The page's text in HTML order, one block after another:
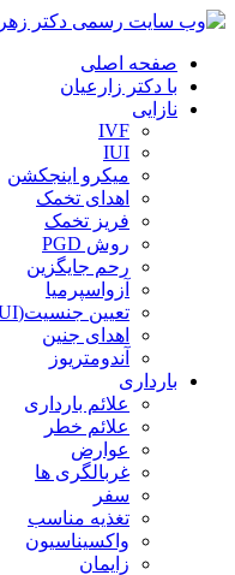
صفحه اصلی
با دکتر زارعیان
نازایی
IVF
IUI
میکرو اینجکشن
اهدای تخمک
فریز تخمک
روش PGD
رحم جایگزین
آزواسپرمیا
تعیین جنسیت(IVF-IUI)
اهدای جنین
آندومتریوز
بارداری
علائم بارداری
علائم خطر
عوارض
غربالگری ها
سفر
تغذیه مناسب
واکسیناسیون
زایمان